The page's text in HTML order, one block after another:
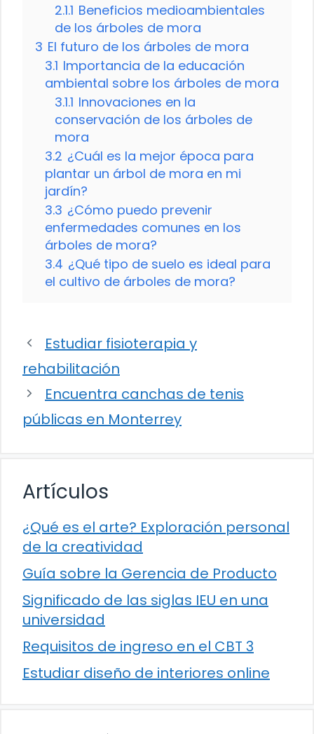
2.1.1 Beneficios medioambientales
de los árboles de mora
3 El futuro de los árboles de mora
3.1 Importancia de la educación
ambiental sobre los árboles de mora
3.1.1 Innovaciones en la
conservación de los árboles de
mora
3.2 ¿Cuál es la mejor época para
plantar un árbol de mora en mi
jardín?
3.3 ¿Cómo puedo prevenir
enfermedades comunes en los
árboles de mora?
3.4 ¿Qué tipo de suelo es ideal para
el cultivo de árboles de mora?
Estudiar fisioterapia y
rehabilitación
Encuentra canchas de tenis
públicas en Monterrey
Artículos
¿Qué es el arte? Exploración personal
de la creatividad
Guía sobre la Gerencia de Producto
Significado de las siglas IEU en una
universidad
Requisitos de ingreso en el CBT 3
Estudiar diseño de interiores online